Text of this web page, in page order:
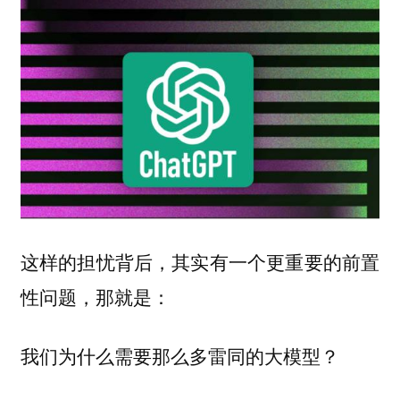
这样的担忧背后，其实有一个更重要的前置
性问题，那就是：
我们为什么需要那么多雷同的大模型？